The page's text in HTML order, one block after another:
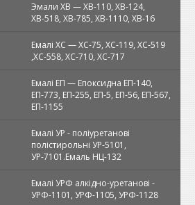
Эмали ХВ — ХВ-110, ХВ-124,
ХВ-518, ХВ-785, ХВ-1110, ХВ-16
Емалі ХС — ХС-75, ХС-119, ХС-519
,ХС-558, ХС-710, ХС-717
Емалі ЕП — Епоксидна ЕП-140,
ЕП-773, ЕП-255, ЕП-5, ЕП-56, ЕП-567,
ЕП-1155
Емалі УР - поліуретанові
полістирольні УР-5101,
УР-7101.Емаль НЦ-132
Емалі УРФ алкідно-уретанові -
УРФ-1101, УРФ-1105, УРФ-1128